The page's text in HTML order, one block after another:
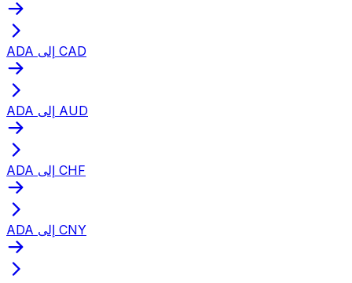
ADA إلى CAD
ADA إلى AUD
ADA إلى CHF
ADA إلى CNY